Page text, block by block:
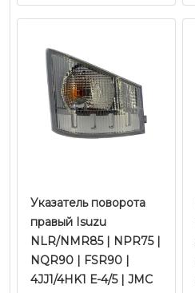
Указатель поворота
правый Isuzu
NLR/NMR85 | NPR75 |
NQR90 | FSR90 |
4JJ1/4HK1 Е-4/5 | JMC